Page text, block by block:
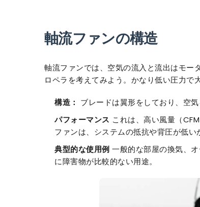
軸流ファンの構造
軸流ファンでは、空気の流入と流出はモー
ロペラを考えてみよう。かなり低い圧力で
構造： ブレードは翼形をしており、空
パフォーマンス これは、高い風量（
ファンは、システムの抵抗や背圧が低い
典型的な使用例 一般的な部屋の換気、
に障害物が比較的ない用途。